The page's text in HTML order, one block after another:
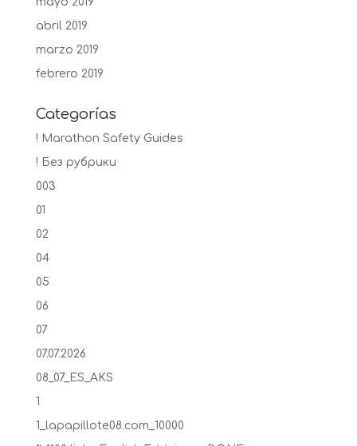
abril 2019
marzo 2019
febrero 2019
Categorías
! Marathon Safety Guides
! Без рубрики
003
01
02
04
05
06
07
07.07.2026
08_07_ES_AKS
1
1_lapapillote08.com_10000